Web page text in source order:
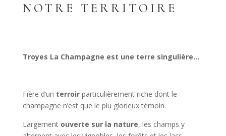
NOTRE TERRITOIRE
Troyes La Champagne est une terre singulière…
Fière d’un terroirparticulièrement riche dont le
champagne n’est que le plu glorieux témoin.
Largement ouverte sur la nature, les champs y